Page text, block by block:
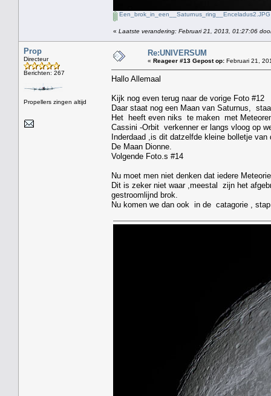
Een_brok_in_een__Saturnus_ring__Enceladus2.JPG
« Laatste verandering: Februari 21, 2013, 01:27:06
Prop
Directeur
Berichten: 267
Propellers zingen altijd
Re:UNIVERSUM
« Reageer #13 Gepost op: Februari 21,
Hallo Allemaal
Kijk nog even terug naar de vorige Foto #12
Daar staat nog een Maan van Saturnus,
Het heeft even niks te maken met
Cassini -Orbit verkenner er langs vloog op
Inderdaad ,is dit datzelfde kleine bolletje van
De Maan Dionne.
Volgende Foto.s #14
Nu moet men niet denken dat iedere
Dit is zeker niet waar ,meestal zijn het
gestroomlijnd brok.
Nu komen we dan ook in de catagorie ,